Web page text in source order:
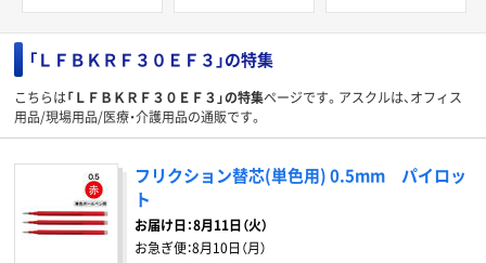
「ＬＦＢＫＲＦ３０ＥＦ３」の特集
こちらは「ＬＦＢＫＲＦ３０ＥＦ３」の特集ページです。アスクルは、オフィス
用品/現場用品/医療・介護用品の通販です。
フリクション替芯(単色用) 0.5mm パイロッ
ト
お届け日：8月11日（火）
お急ぎ便：8月10日（月）